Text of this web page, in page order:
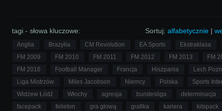
Sortuj: alfabetycznie |
tagi - słowa kluczowe:
Anglia Brazylia CM Revolution EA Sports
Ekstraklasa
FM 2009
FM 2010 FM 2011 FM 2012 FM 2013
FM
FM 2016
Football Manager Francja Hiszpania
Lech
Liga Mistrzów
Miles Jacobson Niemcy Polska
Sports
Widzew Łódź
Włochy agresja bundesliga
determinacja
facepack
felieton gra głową grafika kariera
kitspack